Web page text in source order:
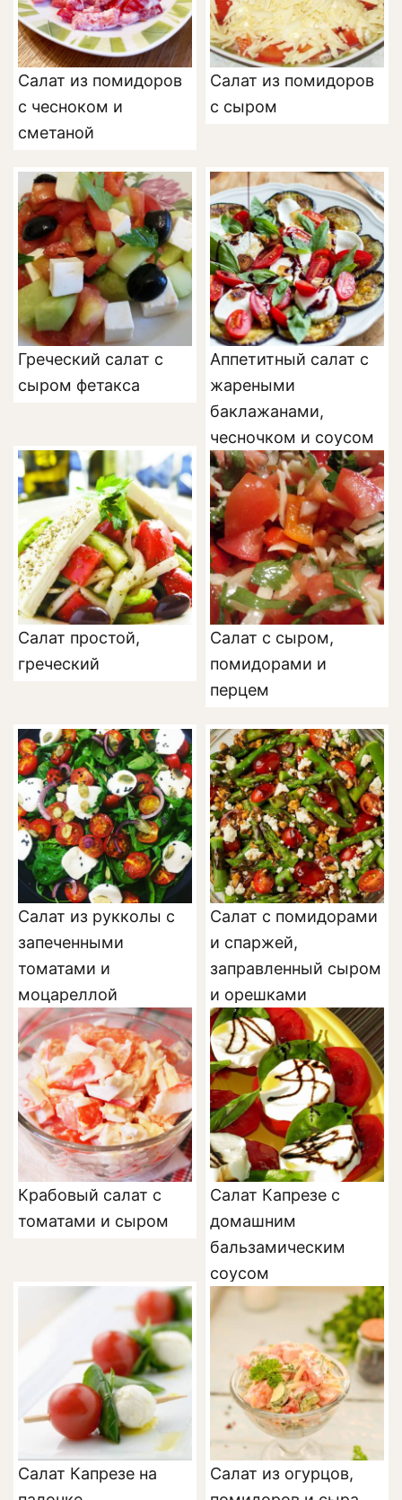
Салат из помидоров
с чесноком и
сметаной
Салат из помидоров
с сыром
Греческий салат с
сыром фетакса
Аппетитный салат с
жареными
баклажанами,
чесночком и соусом
Салат простой,
греческий
Салат с сыром,
помидорами и
перцем
Салат из рукколы с
запеченными
томатами и
моцареллой
Салат с помидорами
и спаржей,
заправленный сыром
и орешками
Крабовый салат с
томатами и сыром
Салат Капрезе с
домашним
бальзамическим
соусом
Салат Капрезе на
Салат из огурцов,